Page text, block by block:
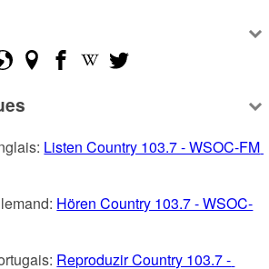
Listen Country 103.7 - WSOC-FM
Hören Country 103.7 - WSOC-
Reproduzir Country 103.7 -